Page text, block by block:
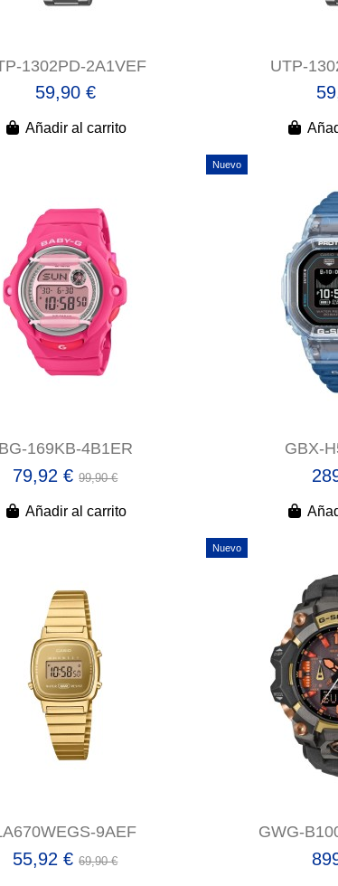
1302PD-2A1VEF
59,90 €
Añadir al carrito
UTP-
BG-169KB-4B1ER
79,92 €99,90 €
Añadir al carrito
Nuevo
GBX-
9AEF
55,92 €69,90 €
Nuevo
GWG-